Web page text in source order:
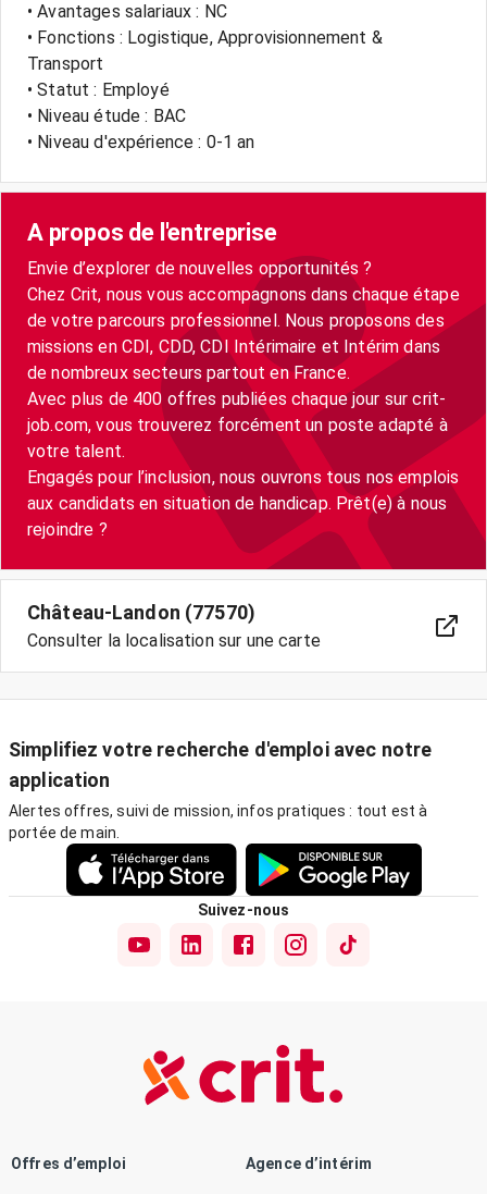
• Avantages salariaux : NC
• Fonctions : Logistique, Approvisionnement &
Transport
• Statut : Employé
• Niveau étude : BAC
• Niveau d'expérience : 0-1 an
A propos de l'entreprise
Envie d’explorer de nouvelles opportunités ?
Chez Crit, nous vous accompagnons dans chaque étape
de votre parcours professionnel. Nous proposons des
missions en CDI, CDD, CDI Intérimaire et Intérim dans
de nombreux secteurs partout en France.
Avec plus de 400 offres publiées chaque jour sur crit-
job.com, vous trouverez forcément un poste adapté à
votre talent.
Engagés pour l’inclusion, nous ouvrons tous nos emplois
aux candidats en situation de handicap. Prêt(e) à nous
Château-Landon (77570)
Consulter la localisation sur une carte
Simplifiez votre recherche d'emploi avec notre
application
Alertes offres, suivi de mission, infos pratiques : tout est à
portée de main.
Suivez-nous
Offres d’emploi Agence d’intérim